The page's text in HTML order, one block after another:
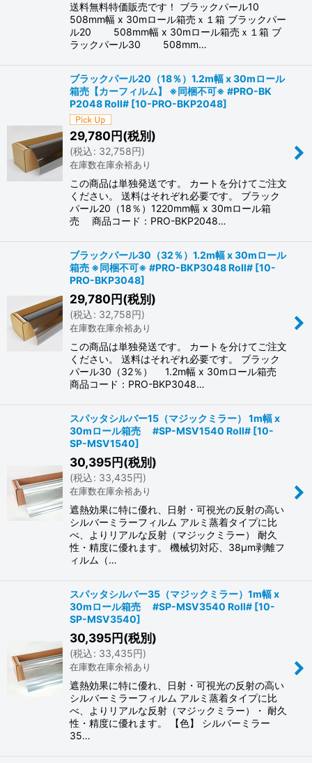
送料無料特価販売です！ ブラックパール10
508mm幅 x 30mロール箱売ｘ１箱 ブラックパー
ル20 508mm幅 x 30mロール箱売ｘ１箱 ブ
ラックパール30 508mm…
ブラックパール20（18％）1.2m幅 x 30mロール
箱売【カーフィルム】 ※同梱不可※ #PRO-BK
P2048 Roll# [10-PRO-BKP2048]
29,780円(税別)
(税込: 32,758円)
在庫数在庫余裕あり
この商品は単独発送です。 カートを分けてご注文
ください。 送料はそれぞれ必要です。 ブラック
パール20（18％）1220mm幅 x 30mロール箱
売 商品コード：PRO-BKP2048…
ブラックパール30（32％）1.2m幅 x 30mロール
箱売 ※同梱不可※ #PRO-BKP3048 Roll# [10-
PRO-BKP3048]
29,780円(税別)
(税込: 32,758円)
在庫数在庫余裕あり
この商品は単独発送です。 カートを分けてご注文
ください。 送料はそれぞれ必要です。 ブラック
パール30（32％） 1.2m幅 x 30mロール箱売
商品コード：PRO-BKP3048…
スパッタシルバー15（マジックミラー） 1m幅 x
30mロール箱売 #SP-MSV1540 Roll# [10-
SP-MSV1540]
30,395円(税別)
(税込: 33,435円)
在庫数在庫余裕あり
遮熱効果に特に優れ、日射・可視光の反射の高い
シルバーミラーフィルム アルミ蒸着タイプに比
べ、よりリアルな反射（マジックミラー） 耐久
性・精度に優れます。 機械切対応、38μm剥離フ
ィルム（…
スパッタシルバー35（マジックミラー）1m幅 x
30mロール箱売 #SP-MSV3540 Roll# [10-
SP-MSV3540]
30,395円(税別)
(税込: 33,435円)
在庫数在庫余裕あり
遮熱効果に特に優れ、日射・可視光の反射の高い
シルバーミラーフィルム アルミ蒸着タイプに比
べ、よりリアルな反射（マジックミラー）・ 耐久
性・精度に優れます。 【色】 シルバーミラー
35…